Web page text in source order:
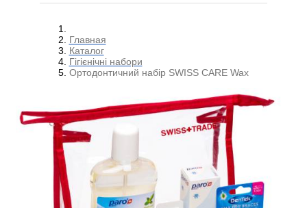
Главная
Каталог
Гігієнічні набори
Ортодонтичний набір SWISS CARE Wax